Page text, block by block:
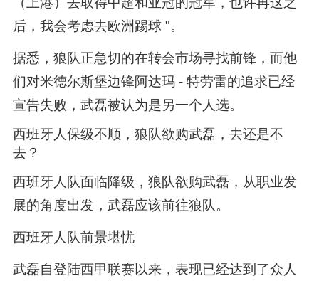
后，我会考虑去欧洲踢球 "。
据悉，狼队正急切的在转会市场寻找前锋，而他
们对米德尔斯堡边锋阿达玛 - 特劳雷的追求已经
宣告失败，武磊被认为是另一个人选。
西班牙人保级不顺，狼队欲购武磊，去还是不
去？
西班牙人队面临降级，狼队欲购武磊，从职业发
展的角度出发，武磊应该前往狼队。
西班牙人队前景堪忧
武磊自登陆西甲联赛以来，表现已经达到了众人